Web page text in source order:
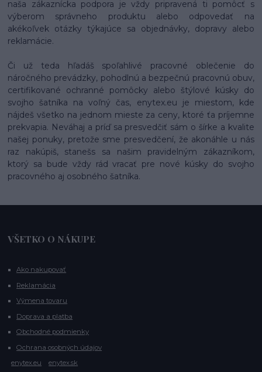
naša zákaznícka podpora je vždy pripravená ti pomôcť s
výberom správneho produktu alebo odpovedať na
akékoľvek otázky týkajúce sa objednávky, dopravy alebo
reklamácie.
Či už teda hľadáš spoľahlivé pracovné oblečenie do
náročného prevádzky, pohodlnú a bezpečnú pracovnú obuv,
certifikované ochranné pomôcky alebo štýlové kúsky do
svojho šatníka na voľný čas, enytex.eu je miestom, kde
nájdeš všetko na jednom mieste za ceny, ktoré ťa príjemne
prekvapia. Neváhaj a príď sa presvedčiť sám o šírke a kvalite
našej ponuky, pretože sme presvedčení, že akonáhle u nás
raz nakúpiš, stanešs sa našim pravidelným zákazníkom,
ktorý sa bude vždy rád vracať pre nové kúsky do svojho
pracovného aj osobného šatníka.
VŠETKO O NÁKUPE
Ako nakupovať
Reklamácia
Výmena tovaru
Doprava a platba
Obchodné podmienky
Ochrana osobných údajov
enytex.eu
enytex.sk